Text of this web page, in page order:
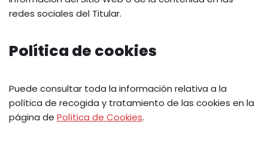
redes sociales del Titular.
Política de cookies
Puede consultar toda la información relativa a la
política de recogida y tratamiento de las cookies en la
página de Política de Cookies.